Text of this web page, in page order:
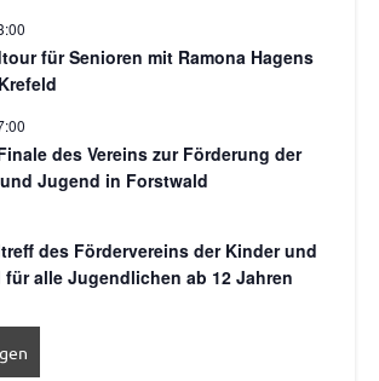
für Senioren mit Ramona Hagens
des Vereins zur Förderung der
Jugend in Forstwald
des Fördervereins der Kinder und
alle Jugendlichen ab 12 Jahren